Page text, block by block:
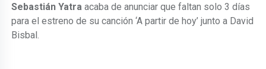
Sebastián Yatra acaba de anunciar que faltan solo 3 días
para el estreno de su canción ‘A partir de hoy’ junto a David
Bisbal.